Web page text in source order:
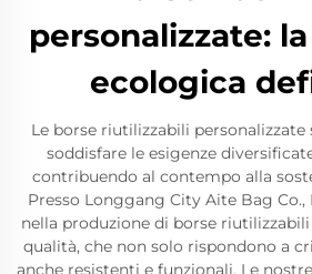
personalizzate:
ecologica
Le borse riutilizzabili
soddisfare le esigenze
contribuendo al contempo alla
Presso Longgang City Aite Bag
nella produzione di borse
qualità, che non solo rispondono a
anche resistenti e funzionali. Le